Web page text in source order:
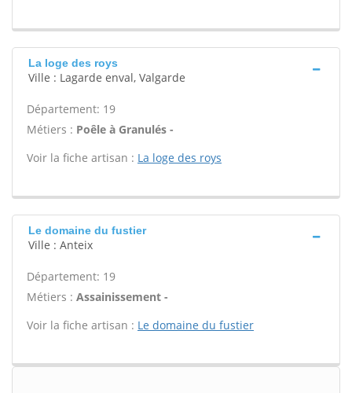
La loge des roys
Ville : Lagarde enval, Valgarde
Département: 19
Métiers : Poêle à Granulés -
Voir la fiche artisan : La loge des roys
Le domaine du fustier
Ville : Anteix
Département: 19
Métiers : Assainissement -
Voir la fiche artisan : Le domaine du fustier